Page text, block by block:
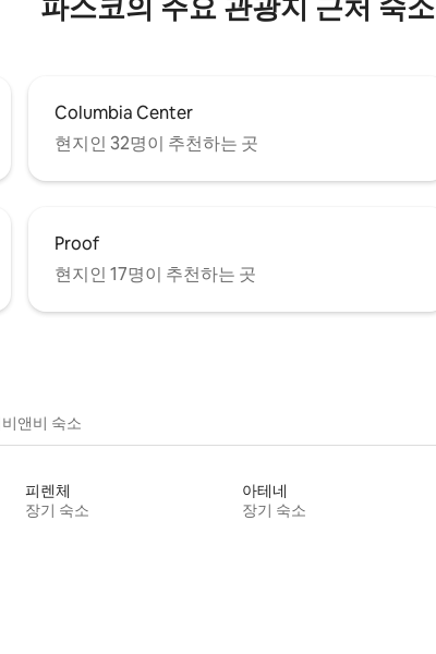
파스코의 주요 관광지 근처 숙소
Columbia Center
현지인 32명이 추천하는 곳
Proof
현지인 17명이 추천하는 곳
앤비 숙소
피렌체
장기 숙소
아테네
장기 숙소